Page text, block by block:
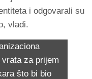
i odgovarali su
vladi.
za prijem
što bi bio